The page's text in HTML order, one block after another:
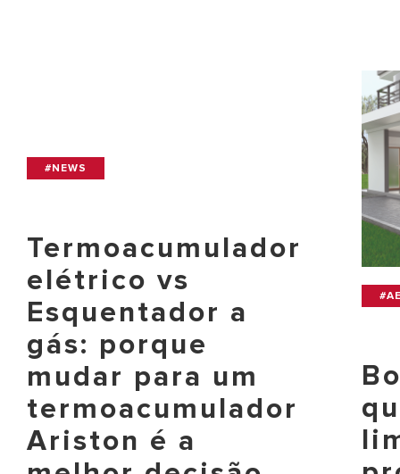
#NEWS
Termoacumulador
elétrico vs
Esquentador a
gás: porque
mudar para um
termoacumulador
Ariston é a